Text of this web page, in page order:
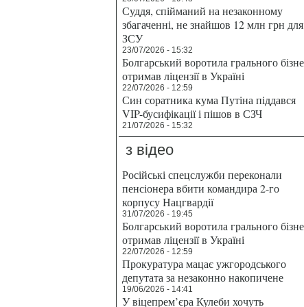
Суддя, спійманий на незаконному
збагаченні, не знайшов 12 млн грн для
ЗСУ
23/07/2026 - 15:32
Болгарський воротила грального
отримав ліцензії в Україні
22/07/2026 - 12:59
Син соратника кума Путіна піддався
VIP-бусифікації і пішов в СЗЧ
21/07/2026 - 15:32
з відео
Російські спецслужби переконали
пенсіонера вбити командира 2-го
корпусу Нацгвардії
31/07/2026 - 19:45
Болгарський воротила грального
отримав ліцензії в Україні
22/07/2026 - 12:59
Прокуратура мацає ужгородського
депутата за незаконно накопичене
19/06/2026 - 14:41
У віцепрем’єра Кулеби хочуть